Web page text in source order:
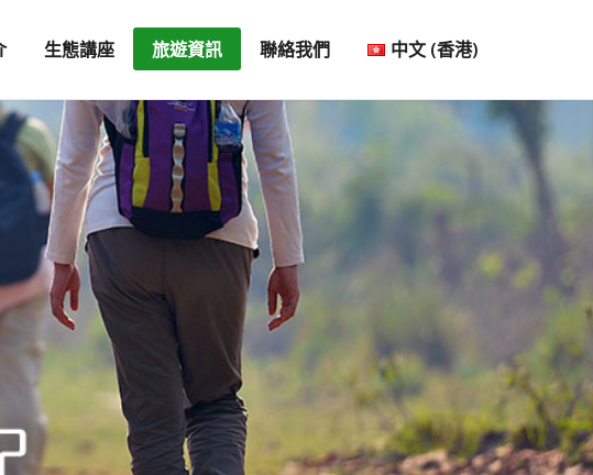
生態講座 旅遊資訊 聯絡我們 中文 (香港)